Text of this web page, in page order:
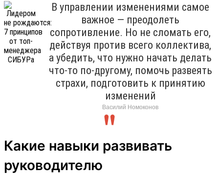
В управлении изменениями самое
важное — преодолеть
сопротивление. Но не сломать его,
действуя против всего коллектива,
а убедить, что нужно начать делать
что-то по-другому, помочь развеять
страхи, подготовить к принятию
изменений
Василий Номоконов
Какие навыки развивать
руководителю